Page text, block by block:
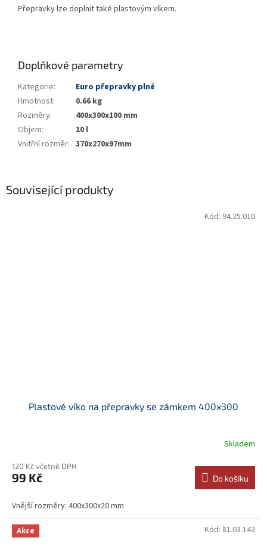
Související produkty
Plastové víko na přepravky se zámkem 400x300
Skladem
120 Kč včetně DPH
99 Kč Do košíku
Vnější rozměry: 400x300x20 mm
Kód: 94.25.010
Akce Kód: 81.03.142
Přepravky lze doplnit také plastovým víkem.
Doplňkové parametry
Kategorie:
Euro přepravky plné
Hmotnost:
0.66 kg
Rozměry:
400x300x100 mm
Objem:
10 l
Vnitřní rozměr: 370x270x97mm